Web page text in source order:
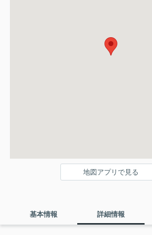
地図アプリで見る
基本情報 詳細情報